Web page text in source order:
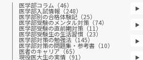
医学部コラム（46）
医学部入試情報（248）
医学部別の合格体験記（25）
医学部受験のメンタル対策（74）
医学部受験の直前期対策（11）
医学部受験生の生活習慣（23）
医学部対策の勉強法（145）
医学部対策の問題集・参考書（10）
医者のキャリア（65）
現役医大生の実情（91）